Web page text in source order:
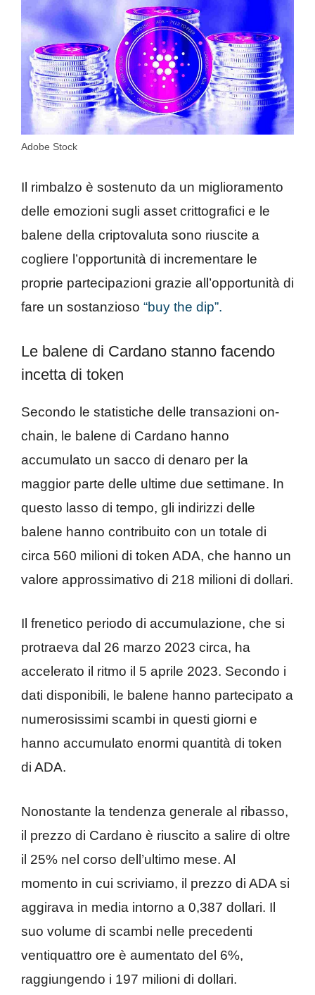
Adobe Stock
Il rimbalzo è sostenuto da un miglioramento
delle emozioni sugli asset crittografici e le
balene della criptovaluta sono riuscite a
cogliere l’opportunità di incrementare le
proprie partecipazioni grazie all’opportunità di
fare un sostanzioso “buy the dip”.
Le balene di Cardano stanno facendo
incetta di token
Secondo le statistiche delle transazioni on-
chain, le balene di Cardano hanno
accumulato un sacco di denaro per la
maggior parte delle ultime due settimane. In
questo lasso di tempo, gli indirizzi delle
balene hanno contribuito con un totale di
circa 560 milioni di token ADA, che hanno un
valore approssimativo di 218 milioni di dollari.
Il frenetico periodo di accumulazione, che si
protraeva dal 26 marzo 2023 circa, ha
accelerato il ritmo il 5 aprile 2023. Secondo i
dati disponibili, le balene hanno partecipato a
numerosissimi scambi in questi giorni e
hanno accumulato enormi quantità di token
di ADA.
Nonostante la tendenza generale al ribasso,
il prezzo di Cardano è riuscito a salire di oltre
il 25% nel corso dell’ultimo mese. Al
momento in cui scriviamo, il prezzo di ADA si
aggirava in media intorno a 0,387 dollari. Il
suo volume di scambi nelle precedenti
ventiquattro ore è aumentato del 6%,
raggiungendo i 197 milioni di dollari.